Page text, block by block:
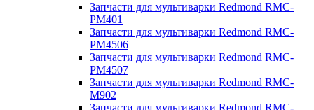
Запчасти для мультиварки Redmond RMC-
PM401
Запчасти для мультиварки Redmond RMC-
PM4506
Запчасти для мультиварки Redmond RMC-
PM4507
Запчасти для мультиварки Redmond RMC-
M902
Запчасти для мультиварки Redmond RMC-